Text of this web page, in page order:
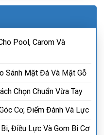
Pool, Carom Và
Sánh Mặt Đá Và Mặt Gỗ
Chọn Chuẩn Vừa Tay
Cơ, Điểm Đánh Và Lực
Điều Lực Và Gom Bi Cơ